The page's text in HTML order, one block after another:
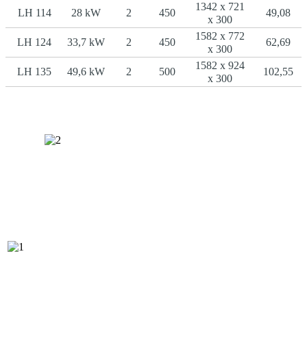
LH 114 28 kW 2 450
1342 x 721
x 300
49,08
LH 124 33,7 kW 2 450
1582 x 772
x 300
62,69
LH 135 49,6 kW 2 500
1582 x 924
x 300
102,55